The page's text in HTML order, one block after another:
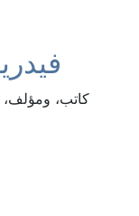
كاتب، ومؤلف،